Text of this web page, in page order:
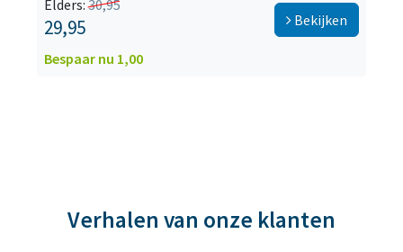
Elders:30,95
29,95
Bespaar nu 1,00
Bekijken
Verhalen van onze klanten